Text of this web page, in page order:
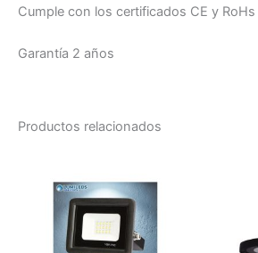
Cumple con los certificados CE y RoHs
Garantía 2 años
Productos relacionados